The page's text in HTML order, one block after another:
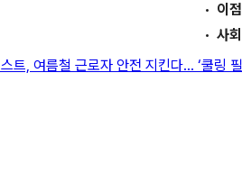
이점
사
트, 여름철 근로자 안전 지킨다... ‘쿨링